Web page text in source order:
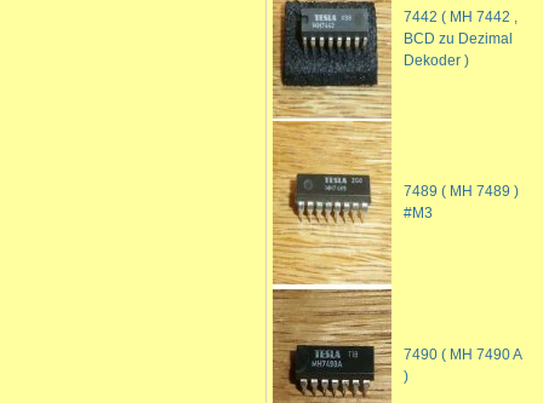
7442 ( MH 7442 ,
BCD zu Dezimal
Dekoder )
7489 ( MH 7489 )
#M3
7490 ( MH 7490 A
)